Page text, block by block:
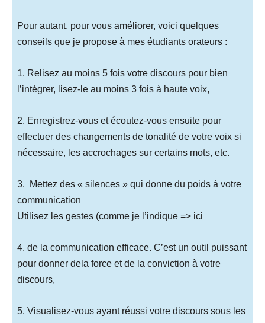
Pour autant, pour vous améliorer, voici quelques
conseils que je propose à mes étudiants orateurs :
1. Relisez au moins 5 fois votre discours pour bien
l’intégrer, l isez-le au moins 3 fois à haute voix,
2. Enregistrez-vous et écoutez-vous ensuite pour
effectuer des changements de tonalité de votre voix si
nécessaire, les accrochages sur certains mots, etc.
3. Mettez des « silences » qui donne du poids à votre
communication
Utilisez les gestes (comme je l’indique => ici
4. de la communication efficace. C’est un outil puissant
pour donner dela force et de la conviction à votre
discours,
5. Visualisez-vous ayant réussi votre discours sous les